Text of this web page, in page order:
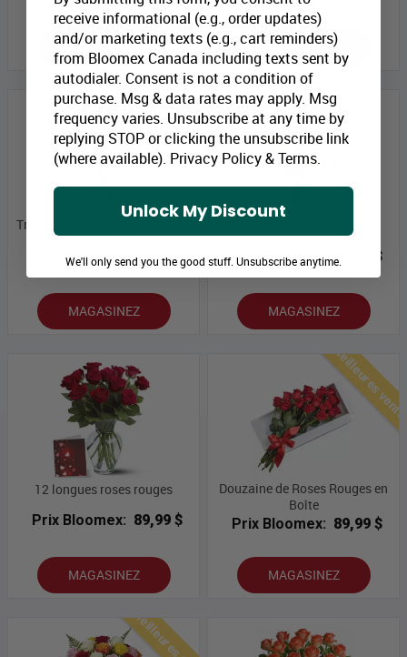
MAGASINEZ MAGASINEZ
Trois Douzaines Roses Rouges
Longue Tige
Prix Bloomex: 199,99 $
MAGASINEZ
Prix Bloomex: 99,99 $
MAGASINEZ
12 longues roses rouges
Prix Bloomex: 89,99 $
MAGASINEZ
Meilleures
Douzaine de Roses Rouges en
Boîte
Prix Bloomex: 89,99 $
MAGASINEZ
receive informational (e.g., order updates)
and/or marketing texts (e.g., cart reminders)
from Bloomex Canada including texts sent by
autodialer. Consent is not a condition of
purchase. Msg & data rates may apply. Msg
frequency varies. Unsubscribe at any time by
replying STOP or clicking the unsubscribe link
(where available). Privacy Policy&Terms.
Unlock My Discount
We'll only send you the good stuff. Unsubscribe anytime.